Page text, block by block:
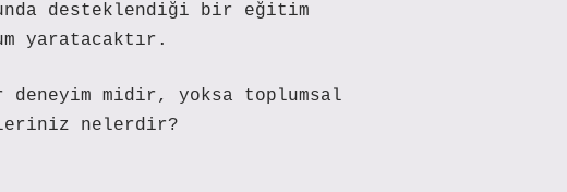
desteklendiği bir eğitim
yaratacaktır.
midir, yoksa toplumsal
nelerdir?